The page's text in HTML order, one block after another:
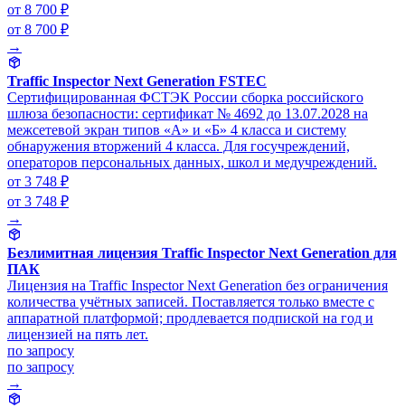
от 8 700 ₽
от 8 700 ₽
→
Traffic Inspector Next Generation FSTEC
Сертифицированная ФСТЭК России сборка российского
шлюза безопасности: сертификат № 4692 до 13.07.2028 на
межсетевой экран типов «А» и «Б» 4 класса и систему
обнаружения вторжений 4 класса. Для госучреждений,
операторов персональных данных, школ и медучреждений.
от 3 748 ₽
от 3 748 ₽
→
Безлимитная лицензия Traffic Inspector Next Generation для
ПАК
Лицензия на Traffic Inspector Next Generation без ограничения
количества учётных записей. Поставляется только вместе с
аппаратной платформой; продлевается подпиской на год и
лицензией на пять лет.
по запросу
по запросу
→